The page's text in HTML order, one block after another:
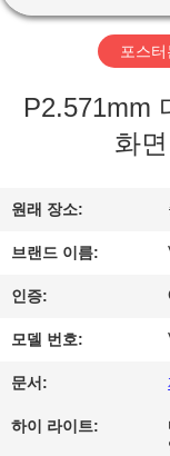
디
관
한
것
포스
P2.571mm
화
원래 장소:
브랜드 이름:
인증:
모델 번호:
문서:
하이 라이트: